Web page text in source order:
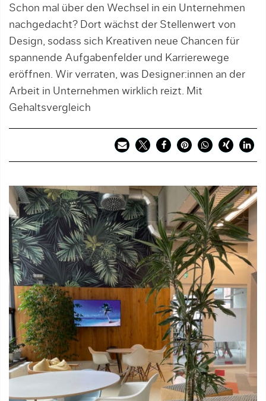
Schon mal über den Wechsel in ein Unternehmen
nach­gedacht? Dort wächst der Stellenwert von
Design, sodass sich Kreativen neue Chancen für
spannende Aufgabenfelder und Karrierewege
eröffnen. Wir verraten, was Designer:innen an der
Arbeit in Unternehmen wirklich reizt. Mit
Gehaltsvergleich